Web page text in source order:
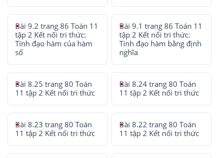
Bài 9.2 trang 86 Toán 11
tập 2 Kết nối tri thức:
Tính đạo hàm của hàm
số
Bài 9.1 trang 86 Toán 11
tập 2 Kết nối tri thức:
Tính đạo hàm bằng định
nghĩa
Bài 8.25 trang 80 Toán
11 tập 2 Kết nối tri thức
Bài 8.24 trang 80 Toán
11 tập 2 Kết nối tri thức
Bài 8.23 trang 80 Toán
11 tập 2 Kết nối tri thức
Bài 8.22 trang 80 Toán
11 tập 2 Kết nối tri thức